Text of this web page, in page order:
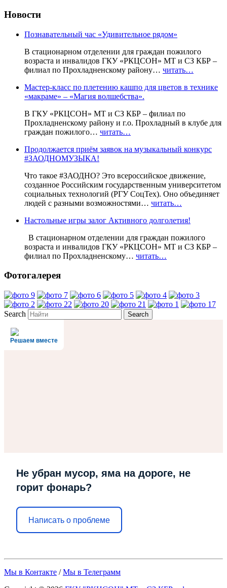
Новости
Познавательный час «Удивительное рядом»
В стационарном отделении для граждан пожилого
возраста и инвалидов ГКУ «РКЦСОН» МТ и СЗ КБР –
филиал по Прохладненскому району… читать…
Мастер-класс по плетению кашпо для цветов в технике
«макраме» – «Магия волшебства».
В ГКУ «РКЦСОН» МТ и СЗ КБР – филиал по
Прохладненскому району и г.о. Прохладный в клубе для
граждан пожилого… читать…
Продолжается приём заявок на музыкальный конкурс
#ЗАОДНОМУЗЫКА!
Что такое #ЗАОДНО? Это всероссийское движение,
созданное Российским государственным университетом
социальных технологий (РГУ СоцТех). Оно объединяет
людей с разными возможностями… читать…
Настольные игры залог Активного долголетия!
В стационарном отделении для граждан пожилого
возраста и инвалидов ГКУ «РКЦСОН» МТ и СЗ КБР –
филиал по Прохладненскому… читать…
Фотогалерея
Search
Решаем вместе
Не убран мусор, яма на дороге, не
горит фонарь?
Написать о проблеме
Мы в Контакте /Мы в Телеграмм